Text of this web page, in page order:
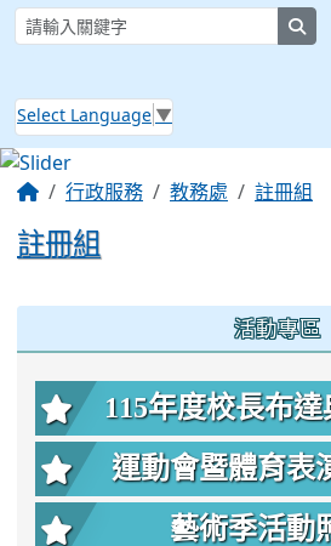
Select Language ▼
::: 行政服務 教務處 註冊組
註冊組
活動專區
115年度校長布
運動會暨體育表
藝術季活動